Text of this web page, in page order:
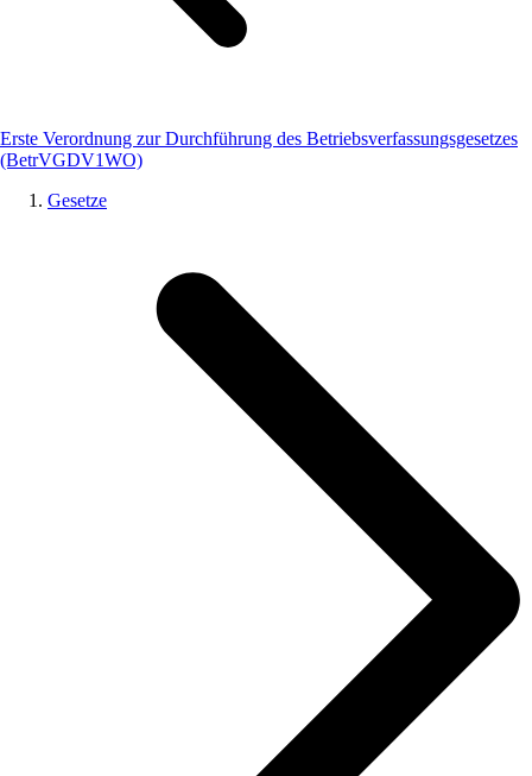
Erste Verordnung zur Durchführung des Betriebsverfassungsgesetzes
(BetrVGDV1WO)
Gesetze